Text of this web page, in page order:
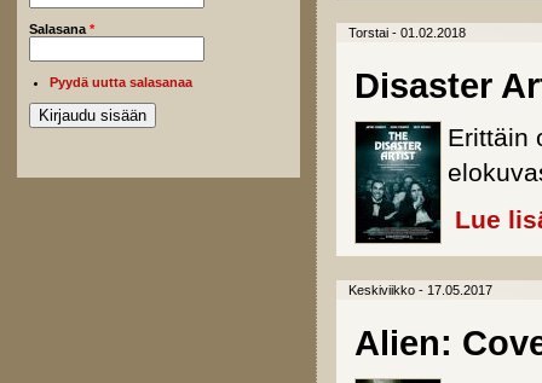
Salasana *
Pyydä uutta salasanaa
Torstai - 01.02.2018
Disaster
Erittäin
Lue
Keskiviikko - 17.05.2017
Alien: